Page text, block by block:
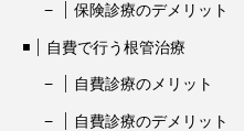
保険診療のデメリット
自費で行う根管治療
自費診療のメリット
自費診療のデメリット